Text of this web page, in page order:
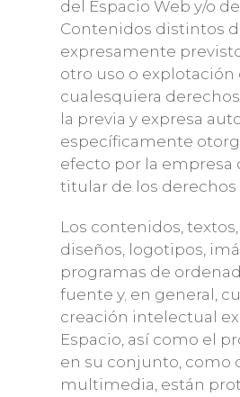
del Espacio Web y/o
Contenidos distintos
expresamente
otro uso o explotación
cualesquiera
la previa y expresa
específicamente
efecto por la empresa
titular de los derechos
Los contenidos,
diseños, logotipos,
programas de
fuente y,en general,
creación intelectual
Espacio, así como el
en su conjunto, como
multimedia, están